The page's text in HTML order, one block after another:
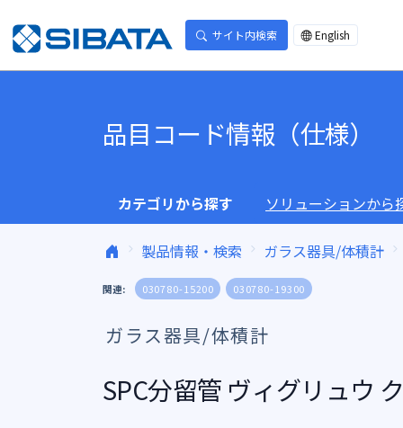
サイト内検索 English
品目コード情報（仕様）
カテゴリから探す ソリューションから
製品情報・検索 ガラス器具/体積計
関連: 030780-15200 030780-19300
ガラス器具/体積計
SPC分留管 ヴィグリュウ